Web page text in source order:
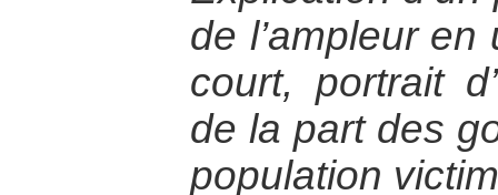
de l’ampleur
court, portrait
de la part des
population